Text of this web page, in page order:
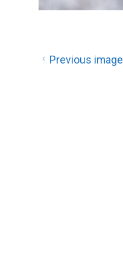
Previous image